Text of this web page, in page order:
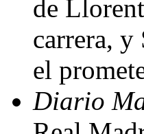
de
carrera, y
el
Diario